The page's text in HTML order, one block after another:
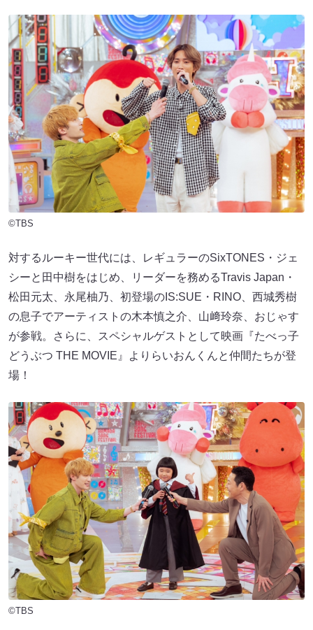
©TBS
対するルーキー世代には、レギュラーのSixTONES・ジェ
シーと田中樹をはじめ、リーダーを務めるTravis Japan・
松田元太、永尾柚乃、初登場のIS:SUE・RINO、西城秀樹
の息子でアーティストの木本慎之介、山﨑玲奈、おじゃす
が参戦。さらに、スペシャルゲストとして映画『たべっ子
どうぶつ THE MOVIE』よりらいおんくんと仲間たちが登
場！
©TBS